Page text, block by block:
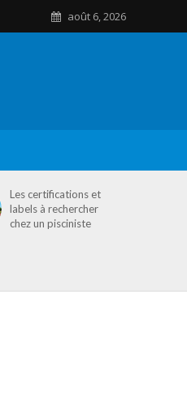
août 6, 2026
Les certifications et
labels à rechercher
chez un pisciniste